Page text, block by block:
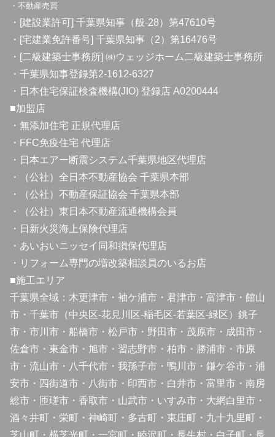
・不動産売買
・[建設業許可] 千葉県知事（般-28）第47610号
・[宅建業免許番号] 千葉県知事（2）第16476号
・[二級建築士事務所] ㈱ウェッジホーム二級建築士事務所
・千葉県知事登録第2-1612-6327
・日本住宅保証検査機構(JIO) 登録店 A0200444
■加盟店
・無添加住宅 正規代理店
・FFC免疫住宅 代理店
・日本エアー断震システム千葉県地区代理店
・（公社）全日本不動産協会 千葉県本部
・（公社）不動産保証協会 千葉県本部
・（公社）東日本不動産流通機構会員
・日新火災海上保険代理店
・あいおいニッセイ同和損保代理店
・リフォーム専門の増改築相談員のいるお店
■施工エリア
千葉県全域：木更津市・袖ケ浦市・君津市・富津市・館山
市・千葉市（中央区-花見川区-稲毛区-若葉区-緑区）銚子
市・市川市・船橋市・松戸市・野田市・茂原市・成田市・
佐倉市・東金市・旭市・習志野市・柏市・勝浦市・市原
市・流山市・八千代市・我孫子市・鴨川市・鎌ケ谷市・浦
安市・四街道市・八街市・印西市・白井市・富里市・南房
総市・匝瑳市・香取市・山武市・いすみ市・大網白里市・
酒々井町・栄町・神崎町・多古町・東庄町・九十九里町・
芝山町・横芝光町・一宮町・睦沢町・長生村・白子町・長